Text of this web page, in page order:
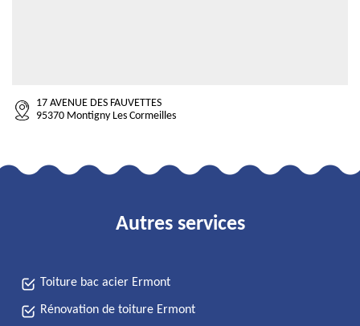
17 AVENUE DES FAUVETTES
95370 Montigny Les Cormeilles
Autres services
Toiture bac acier Ermont
Rénovation de toiture Ermont